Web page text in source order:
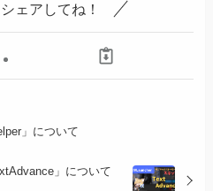
ェアしてね！
」について
」について